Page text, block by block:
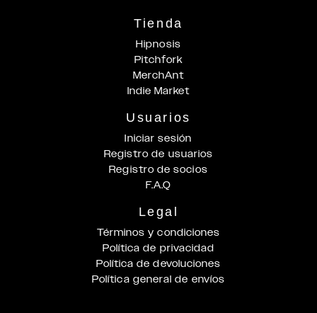
Tienda
Hipnosis
Pitchfork
MerchAnt
Indie Market
Usuarios
Iniciar sesión
Registro de usuarios
Registro de socios
F.A.Q
Legal
Términos y condiciones
Política de privacidad
Política de devoluciones
Política general de envíos